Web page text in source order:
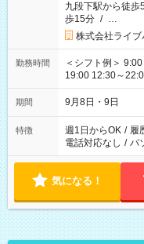
九段下駅から徒歩
歩15分 / …
株式会社ライブ
勤務時間
＜シフト例＞
19:00 12:30～22:00 上記の時間から好きな時間を選べま
時間は変更となる
期間 9月8日・9日
特徴 週1日からOK / 履
電話対応なし / パ
気になる！